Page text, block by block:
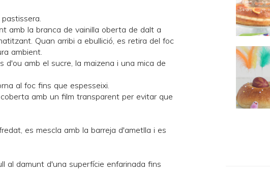
amb la branca de vainilla oberta de dalt a
Quan arribi a ebullició, es retira del foc
ambient.
d'ou amb el sucre, la maizena i una mica de
al foc fins que espesseixi.
amb un film transparent per evitar que
es mescla amb la barreja d'ametlla i es
al damunt d'una superfície enfarinada fins